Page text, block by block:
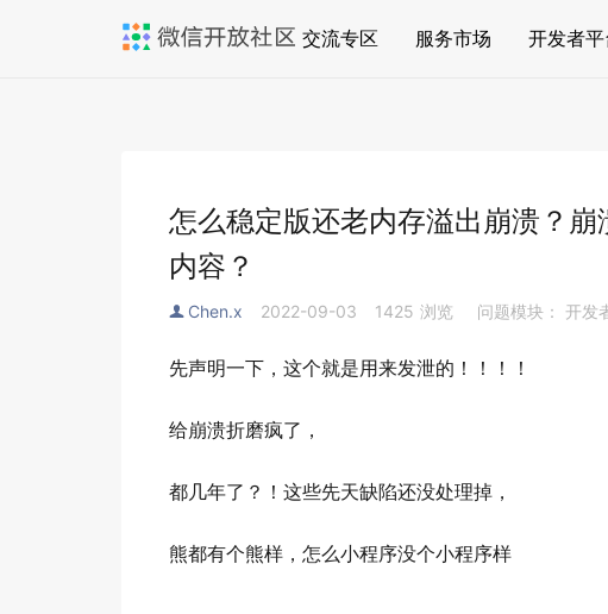
交流专区 服务市场 开发者平
怎么稳定版还老内存溢出崩溃？
内容？
Chen.x 2022-09-03 1425 浏览 问题模块： 开发
先声明一下，这个就是用来发泄的！！！！
给崩溃折磨疯了，
都几年了？！这些先天缺陷还没处理掉，
熊都有个熊样，怎么小程序没个小程序样